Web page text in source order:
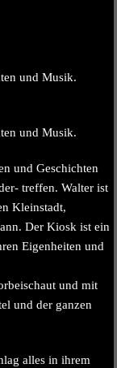
und Musik.
und Musik.
und Geschichten
treffen. Walter ist
Kleinstadt,
Der Kiosk ist ein
Eigenheiten und
und mit
und der ganzen
alles in ihrem